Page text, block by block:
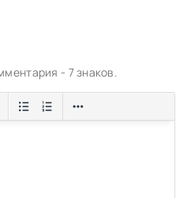
- 7 знаков.